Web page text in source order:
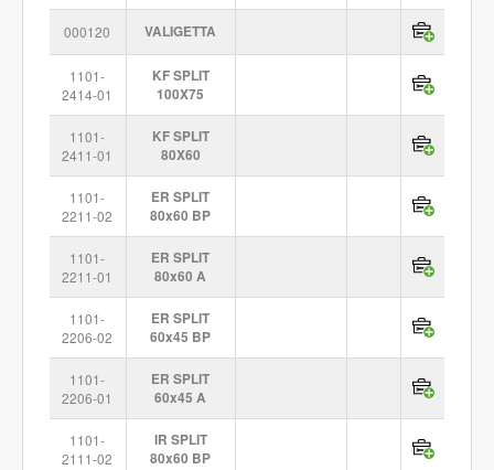
000120 VALIGETTA
1101-
2414-01
KF SPLIT
100X75
1101-
2411-01
KF SPLIT
80X60
1101-
2211-02
ER SPLIT
80x60 BP
1101-
2211-01
ER SPLIT
80x60 A
1101-
2206-02
ER SPLIT
60x45 BP
1101-
2206-01
ER SPLIT
60x45 A
1101-
2111-02
IR SPLIT
80x60 BP